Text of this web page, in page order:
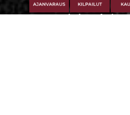
Iitti Golf